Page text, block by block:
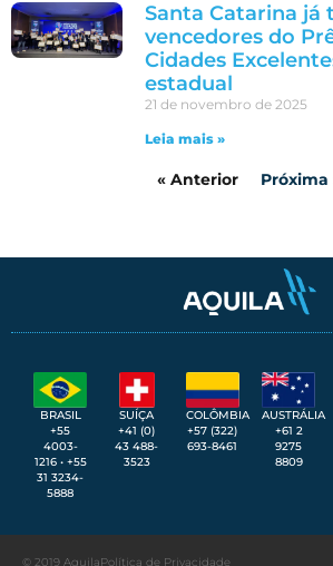
Santa Catarina já
vencedores do
Cidades
estadual
21 de novembro de 2025
Leia mais »
« Anterior Próxima
BRASIL
+55
4003-
1216 • +55
31 3234-
5888
SUÍÇA
+41 (0)
43 488-
3523
COLÔMBIA
+57 (322)
693-8461
AUSTRÁLIA
+61 2
9275
8809
© 2019 AquilaPolítica de Privacidade